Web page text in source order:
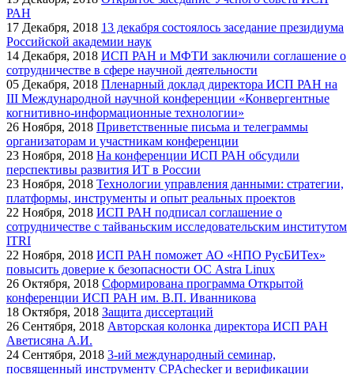
РАН
17 Декабря, 2018 13 декабря состоялось заседание президиума
Российской академии наук
14 Декабря, 2018 ИСП РАН и МФТИ заключили соглашение о
сотрудничестве в сфере научной деятельности
05 Декабря, 2018 Пленарный доклад директора ИСП РАН на
III Международной научной конференции «Конвергентные
когнитивно-информационные технологии»
26 Ноября, 2018 Приветственные письма и телеграммы
организаторам и участникам конференции
23 Ноября, 2018 На конференции ИСП РАН обсудили
перспективы развития ИТ в России
23 Ноября, 2018 Технологии управления данными: стратегии,
платформы, инструменты и опыт реальных проектов
22 Ноября, 2018 ИСП РАН подписал соглашение о
сотрудничестве с тайваньским исследовательским институтом
ITRI
22 Ноября, 2018 ИСП РАН поможет АО «НПО РусБИТех»
повысить доверие к безопасности ОС Astra Linux
26 Октября, 2018 Сформирована программа Открытой
конференции ИСП РАН им. В.П. Иванникова
18 Октября, 2018 Защита диссертаций
26 Сентября, 2018 Авторская колонка директора ИСП РАН
Аветисяна А.И.
24 Сентября, 2018 3-ий международный семинар,
посвященный инструменту CPAchecker и верификации